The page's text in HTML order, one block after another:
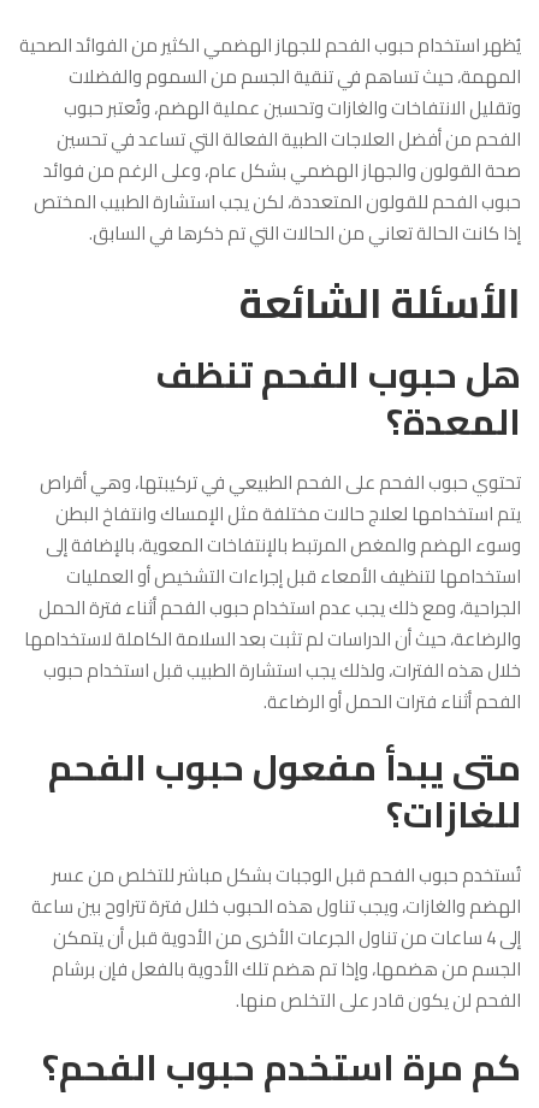
يُظهر استخدام حبوب الفحم للجهاز الهضمي الكثير من الفوائد الصحية
المهمة، حيث تساهم في تنقية الجسم من السموم والفضلات
وتقليل الانتفاخات والغازات وتحسين عملية الهضم، وتُعتبر حبوب
الفحم من أفضل العلاجات الطبية الفعالة التي تساعد في تحسين
صحة القولون والجهاز الهضمي بشكل عام، وعلى الرغم من فوائد
حبوب الفحم للقولون المتعددة، لكن يجب استشارة الطبيب المختص
إذا كانت الحالة تعاني من الحالات التي تم ذكرها في السابق.
الأسئلة الشائعة
هل حبوب الفحم تنظف
المعدة؟
تحتوي حبوب الفحم على الفحم الطبيعي في تركيبتها، وهي أقراص
يتم استخدامها لعلاج حالات مختلفة مثل الإمساك وانتفاخ البطن
وسوء الهضم والمغص المرتبط بالإنتفاخات المعوية، بالإضافة إلى
استخدامها لتنظيف الأمعاء قبل إجراءات التشخيص أو العمليات
الجراحية، ومع ذلك يجب عدم استخدام حبوب الفحم أثناء فترة الحمل
والرضاعة، حيث أن الدراسات لم تثبت بعد السلامة الكاملة لاستخدامها
خلال هذه الفترات، ولذلك يجب استشارة الطبيب قبل استخدام حبوب
الفحم أثناء فترات الحمل أو الرضاعة.
متى يبدأ مفعول حبوب الفحم
للغازات؟
تُستخدم حبوب الفحم قبل الوجبات بشكل مباشر للتخلص من عسر
الهضم والغازات، ويجب تناول هذه الحبوب خلال فترة تتراوح بين ساعة
إلى 4 ساعات من تناول الجرعات الأخرى من الأدوية قبل أن يتمكن
الجسم من هضمها، وإذا تم هضم تلك الأدوية بالفعل فإن برشام
الفحم لن يكون قادر على التخلص منها.
كم مرة استخدم حبوب الفحم؟